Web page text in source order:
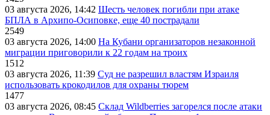
03 августа 2026, 14:42 Шесть человек погибли при атаке
БПЛА в Архипо-Осиповке, еще 40 пострадали
2549
03 августа 2026, 14:00 На Кубани организаторов незаконной
миграции приговорили к 22 годам на троих
1512
03 августа 2026, 11:39 Суд не разрешил властям Израиля
использовать крокодилов для охраны тюрем
1477
03 августа 2026, 08:45 Склад Wildberries загорелся после атаки